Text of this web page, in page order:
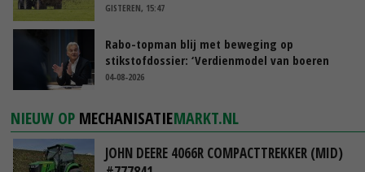
GISTEREN, 15:47
Rabo-topman blij met beweging op
stikstofdossier: ‘Verdienmodel van boeren
blijft cruciaal’
04-08-2026
NIEUW OP MECHANISATIEMARKT.NL
JOHN DEERE 4066R COMPACTTREKKER (MID)